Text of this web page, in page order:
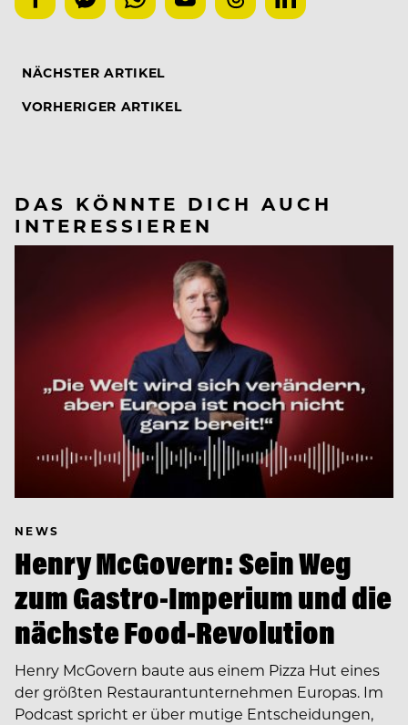
NÄCHSTER ARTIKEL
VORHERIGER ARTIKEL
DAS KÖNNTE DICH AUCH
INTERESSIEREN
NEWS
Henry McGovern: Sein Weg
zum Gastro-Imperium und die
nächste Food-Revolution
Henry McGovern baute aus einem Pizza Hut eines
der größten Restaurantunternehmen Europas. Im
Podcast spricht er über mutige Entscheidungen,